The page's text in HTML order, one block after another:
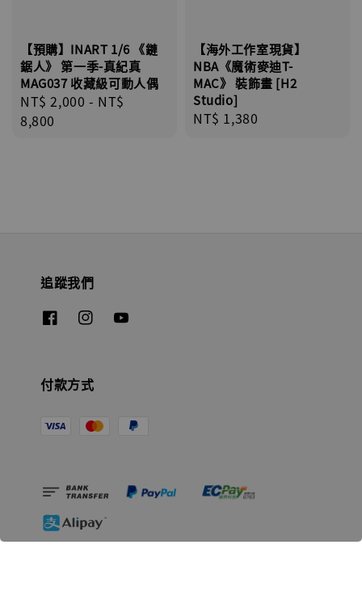
【預購】INART 1/6 《鏈
鋸人》 第一季-真紀真
MAG037 收藏級可動人偶
Regular
price
NT$ 2,000 - NT$
8,800
【海外工作室現貨】
NBA《魔術麥迪T-
MAC》 裝飾畫 [H2
Studio]
Regular
NT$ 1,380
追蹤我們
付款方式